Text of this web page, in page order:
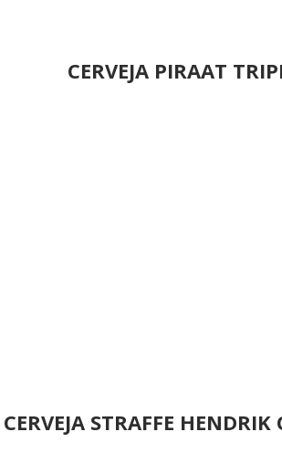
CERVEJA PIRAAT
CERVEJA STRAFFE